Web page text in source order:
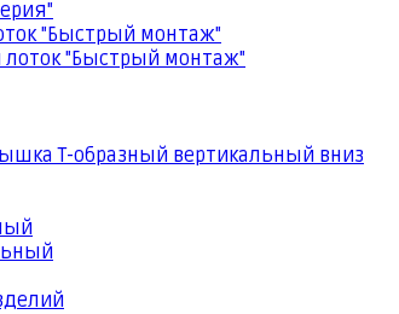
"Быстрый монтаж"
"Быстрый монтаж"
Т-образный вертикальный вниз